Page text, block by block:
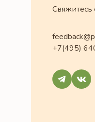
Свяжитесь
+7(495)